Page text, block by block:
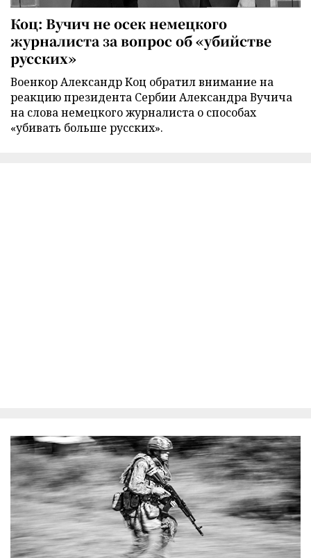
Коц: Вучич не осек немецкого
журналиста за вопрос об «убийстве
русских»
Военкор Александр Коц обратил внимание на
реакцию президента Сербии Александра Вучича
на слова немецкого журналиста о способах
«убивать больше русских».